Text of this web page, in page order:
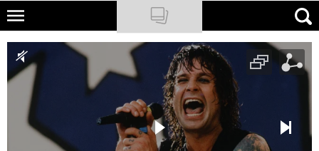
Skip
main
content
NATIONAL GEOGRAPHIC
TRAVELER
PODCASTY